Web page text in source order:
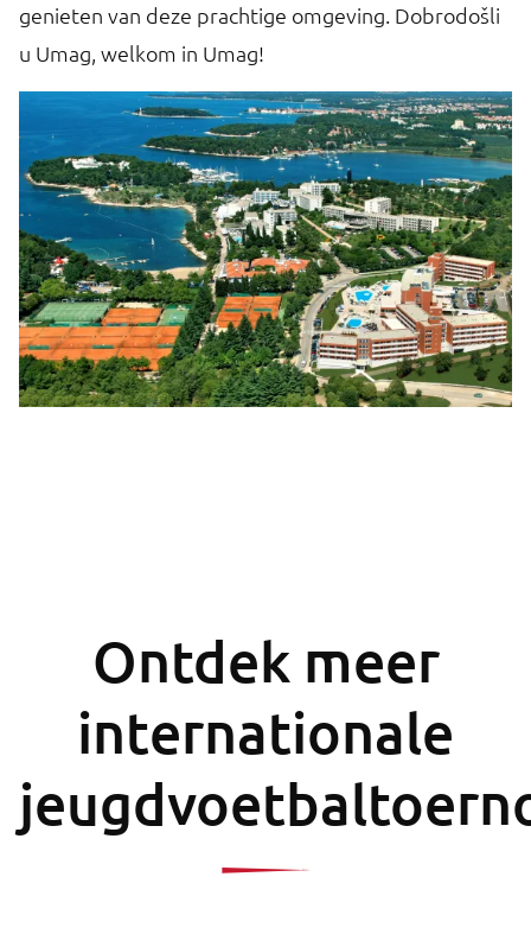
genieten van deze prachtige omgeving. Dobrodošli
u Umag, welkom in Umag!
Ontdek meer
internationale